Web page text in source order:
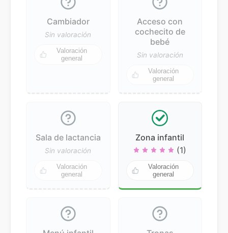
Cambiador
Sin valoración
Valoración
general
Acceso con
cochecito de
bebé
Sin valoración
Valoración
general
Sala de lactancia
Sin valoración
Valoración
general
Zona infantil
(1)
Valoración
general